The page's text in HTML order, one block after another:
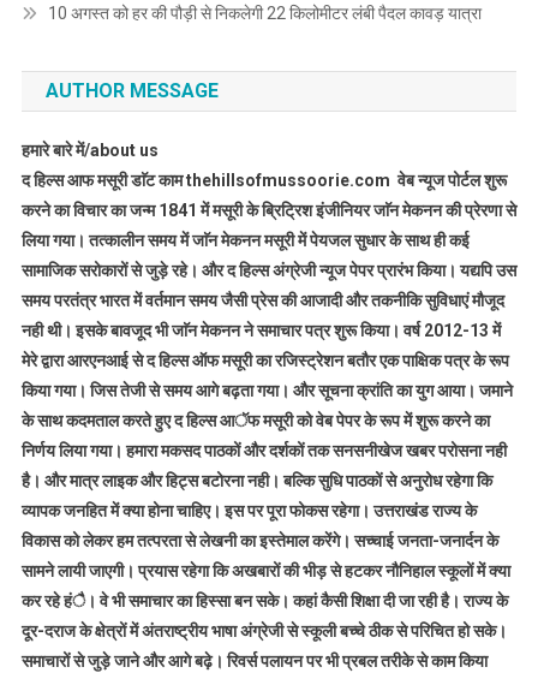
10 अगस्त को हर की पौड़ी से निकलेगी 22 किलोमीटर लंबी पैदल कावड़ यात्रा
AUTHOR MESSAGE
हमारे बारे में/about us
द हिल्स आफ मसूरी डाॅट काम thehillsofmussoorie.com वेब न्यूज पोर्टल शुरू
करने का विचार का जन्म 1841 में मसूरी के ब्रिट्रिश इंजीनियर जाॅन मेकनन की प्रेरणा से
लिया गया। तत्कालीन समय में जाॅन मेकनन मसूरी में पेयजल सुधार के साथ ही कई
सामाजिक सरोकारों से जुड़े रहे। और द हिल्स अंग्रेजी न्यूज पेपर प्रारंभ किया। यद्यपि उस
समय परतंत्र भारत में वर्तमान समय जैसी प्रेस की आजादी और तकनीकि सुविधाएं मौजूद
नही थी। इसके बावजूद भी जाॅन मेकनन ने समाचार पत्र शुरू किया। वर्ष 2012-13 में
मेरे द्वारा आरएनआई से द हिल्स ऑफ मसूरी का रजिस्ट्रेशन बतौर एक पाक्षिक पत्र के रूप
किया गया। जिस तेजी से समय आगे बढ़ता गया। और सूचना क्रांति का युग आया। जमाने
के साथ कदमताल करते हुए द हिल्स आॅफ मसूरी को वेब पेपर के रूप में शुरू करने का
निर्णय लिया गया। हमारा मकसद पाठकों और दर्शकों तक सनसनीखेज खबर परोसना नही
है। और मात्र लाइक और हिट्स बटोरना नही। बल्कि सुधि पाठकों से अनुरोध रहेगा कि
व्यापक जनहित में क्या होना चाहिए। इस पर पूरा फोकस रहेगा। उत्तराखंड राज्य के
विकास को लेकर हम तत्परता से लेखनी का इस्तेमाल करेंगे। सच्चाई जनता-जनार्दन के
सामने लायी जाएगी। प्रयास रहेगा कि अखबारों की भीड़ से हटकर नौनिहाल स्कूलों में क्या
कर रहे हंै। वे भी समाचार का हिस्सा बन सके। कहां कैसी शिक्षा दी जा रही है। राज्य के
दूर-दराज के क्षेत्रों में अंतराष्ट्रीय भाषा अंग्रेजी से स्कूली बच्चे ठीक से परिचित हो सके।
समाचारों से जुड़े जाने और आगे बढ़े। रिवर्स पलायन पर भी प्रबल तरीके से काम किया